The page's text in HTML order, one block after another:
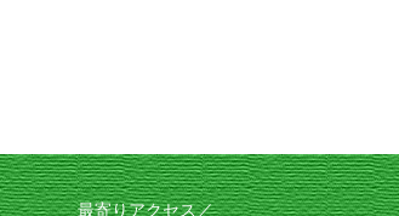
最寄りアクセス／